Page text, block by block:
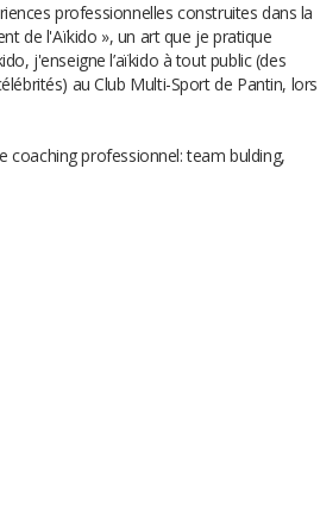
professionnelles construites dans la
de l'Aïkido », un art que je pratique
j'enseigne l’aïkido à tout public (des
au Club Multi-Sport de Pantin, lors
coaching professionnel: team bulding,